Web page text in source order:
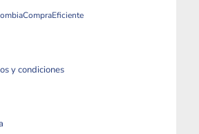
y condiciones